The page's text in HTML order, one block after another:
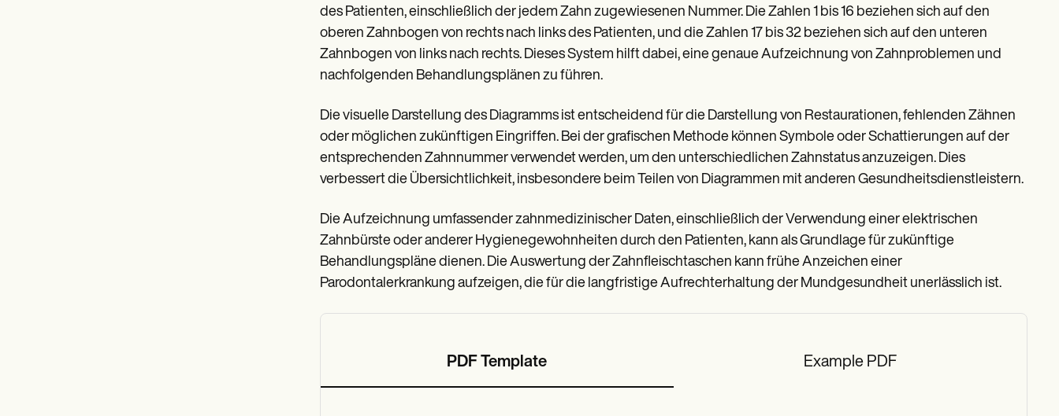
des Patienten, einschließlich der jedem Zahn zugewiesenen Nummer. Die Zahlen 1 bis 16 beziehen sich auf den
oberen Zahnbogen von rechts nach links des Patienten, und die Zahlen 17 bis 32 beziehen sich auf den unteren
Zahnbogen von links nach rechts. Dieses System hilft dabei, eine genaue Aufzeichnung von Zahnproblemen und
nachfolgenden Behandlungsplänen zu führen.
Die visuelle Darstellung des Diagramms ist entscheidend für die Darstellung von Restaurationen, fehlenden Zähnen
oder möglichen zukünftigen Eingriffen. Bei der grafischen Methode können Symbole oder Schattierungen auf der
entsprechenden Zahnnummer verwendet werden, um den unterschiedlichen Zahnstatus anzuzeigen. Dies
verbessert die Übersichtlichkeit, insbesondere beim Teilen von Diagrammen mit anderen Gesundheitsdienstleistern.
Die Aufzeichnung umfassender zahnmedizinischer Daten, einschließlich der Verwendung einer elektrischen
Zahnbürste oder anderer Hygienegewohnheiten durch den Patienten, kann als Grundlage für zukünftige
Behandlungspläne dienen. Die Auswertung der Zahnfleischtaschen kann frühe Anzeichen einer
Parodontalerkrankung aufzeigen, die für die langfristige Aufrechterhaltung der Mundgesundheit unerlässlich ist.
PDF Template Example PDF